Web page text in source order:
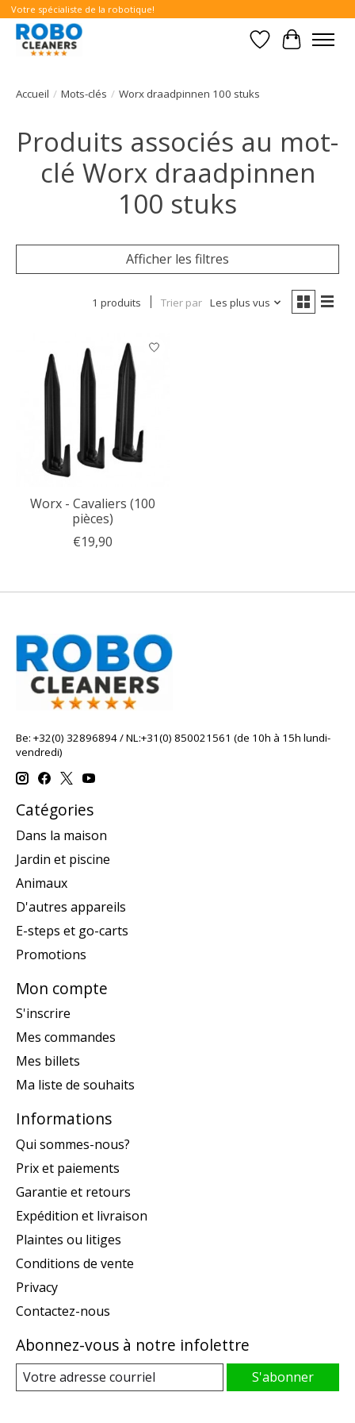
Votre spécialiste de la robotique!
Liste dePanier
Accueil / Mots-clés / Worx draadpinnen 100 stuks
Produits associés au mot-
clé Worx draadpinnen
100 stuks
Afficher les filtres
1 produits Trier par Les plus vus
Worx - Cavaliers (100
pièces)
€19,90
Be: +32(0) 32896894 / NL:+31(0) 850021561 (de 10h à 15h lundi-
vendredi)
Catégories
Dans la maison
Jardin et piscine
Animaux
D'autres appareils
E-steps et go-carts
Promotions
Mon compte
S'inscrire
Mes commandes
Mes billets
Ma liste de souhaits
Informations
Qui sommes-nous?
Prix et paiements
Garantie et retours
Expédition et livraison
Plaintes ou litiges
Conditions de vente
Privacy
Contactez-nous
Abonnez-vous à notre infolettre
S'abonner